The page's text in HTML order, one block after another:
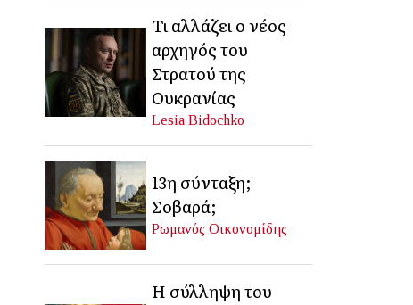
Τι αλλάζει ο νέος
αρχηγός του
Στρατού της
Ουκρανίας
Lesia Bidochko
13η σύνταξη;
Σοβαρά;
Ρωμανός Οικονομίδης
Η σύλληψη του